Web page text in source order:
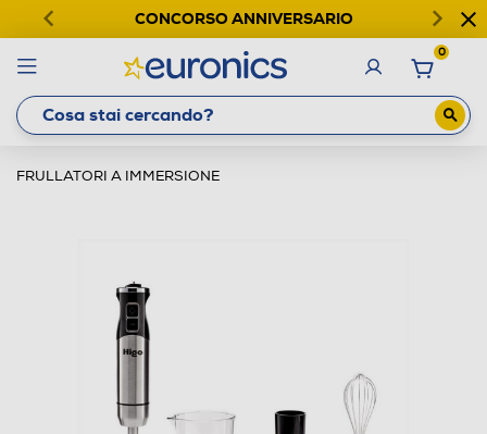
CONCORSO ANNIVERSARIO
0
FRULLATORI A IMMERSIONE